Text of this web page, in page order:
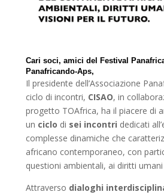
Cari soci, amici del Festival
Panafricando-Aps,
Il presidente dell’Associazione
ciclo di incontri, CISAO, in
progetto TOAfrica, ha il piacere di
un ciclo di sei incontri dedicati
complesse dinamiche che
africano contemporaneo, con
questioni ambientali, ai diritti
Attraverso dialoghi